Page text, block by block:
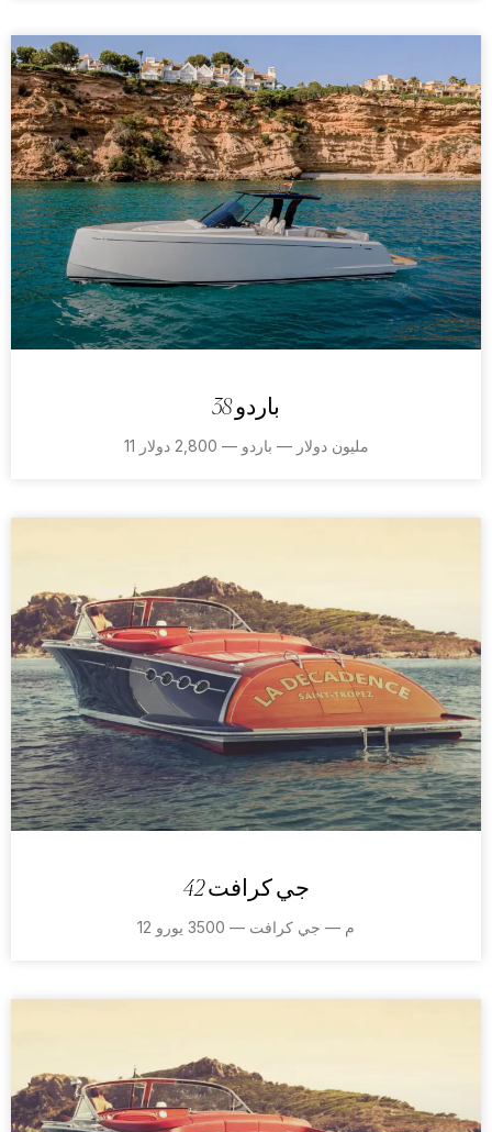
باردو 38
11 مليون دولار — باردو — 2,800 دولار
جي كرافت 42
12 م — جي كرافت — 3500 يورو